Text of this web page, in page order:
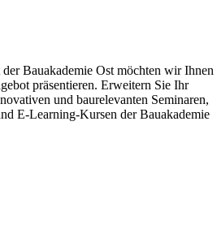
Bauakademie Ost möchten wir Ihnen
präsentieren. Erweitern Sie Ihr
und baurelevanten Seminaren,
E-Learning-Kursen der Bauakademie